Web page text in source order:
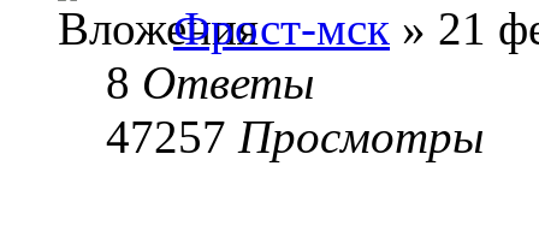
Фрост-мск » 21
8 Ответы
47257 Просмотры